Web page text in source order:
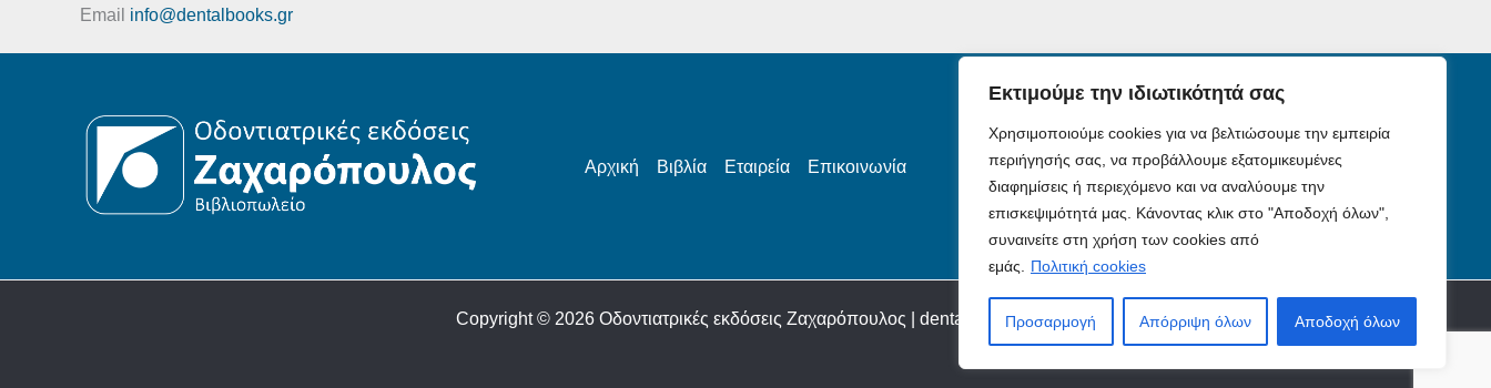
Εκτιμούμε την ιδιωτικότητά σας
Χρησιμοποιούμε cookies για να βελτιώσουμε την εμπειρία
περιήγησής σας, να προβάλλουμε εξατομικευμένες
διαφημίσεις ή περιεχόμενο και να αναλύουμε την
επισκεψιμότητά μας. Κάνοντας κλικ στο "Αποδοχή όλων",
συναινείτε στη χρήση των cookies από
εμάς.
Πολιτική cookies
Προσαρμογή Απόρριψη όλων Αποδοχή όλων
Email info@dentalbooks.gr
Αρχική Βιβλία Εταιρεία Επικοινωνία
Copyright © 2026 Οδοντιατρικές εκδόσεις Ζαχαρόπουλος | dentalbooks.gr